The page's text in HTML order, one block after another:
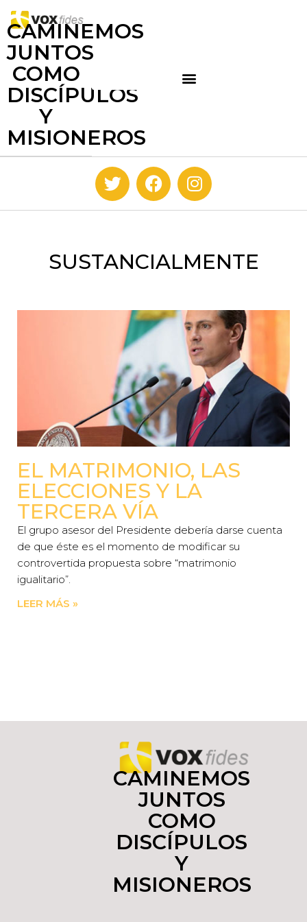
CAMINEMOS
JUNTOS
COMO
DISCÍPULOS
Y
MISIONEROS
SUSTANCIALMENTE
EL MATRIMONIO, LAS
ELECCIONES Y LA
TERCERA VÍA
El grupo asesor del Presidente debería darse cuenta
de que éste es el momento de modificar su
controvertida propuesta sobre “matrimonio
igualitario”.
LEER MÁS »
CAMINEMOS
JUNTOS
COMO
DISCÍPULOS
Y
MISIONEROS